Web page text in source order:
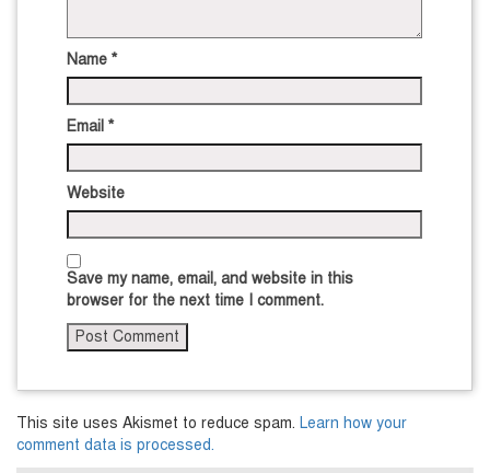
Name *
Email *
Website
Save my name, email, and website in this
browser for the next time I comment.
This site uses Akismet to reduce spam. Learn how your
comment data is processed.